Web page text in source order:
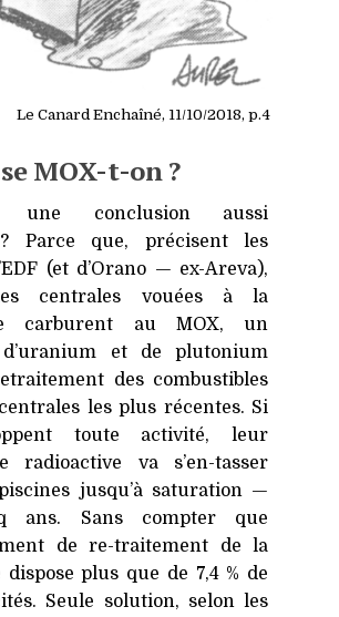
Le Canard Enchaîné, 11/10/2018, p.4
MOX-t-on ?
une conclusion aussi
Parce que, précisent les
(et d’Orano — ex-Areva),
centrales vouées à la
carburent au MOX, un
et de plutonium
des combustibles
les plus récentes. Si
toute activité, leur
radioactive va s’en-tasser
jusqu’à saturation —
ans. Sans compter que
de re-traitement de la
dispose plus que de 7,4 % de
Seule solution, selon les